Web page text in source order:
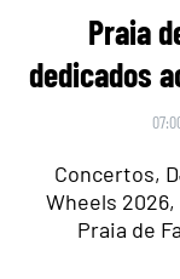
Praia
dedicados
Concertos,
Wheels
Praia de